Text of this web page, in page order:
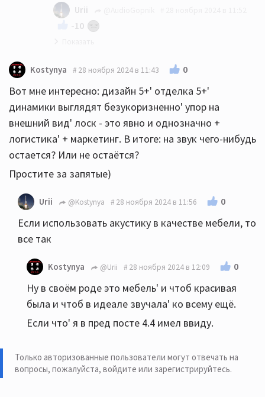
Urii
-10
Kostynya 28 ноября 2024 в 11:43 0
Вот мне интересно: дизайн 5+' отделка 5+'
динамики выглядят безукоризненно' упор на
внешний вид' лоск - это явно и однозначно +
логистика' + маркетинг. В итоге: на звук чего-нибудь
остается? Или не остаётся?
Простите за запятые)
Urii @Kostynya 28 ноября 2024 в 11:56 0
Если использовать акустику в качестве мебели, то
все так
Kostynya @Urii 28 ноября 2024 в 12:09 0
Ну в своём роде это мебель' и чтоб красивая
была и чтоб в идеале звучала' ко всему ещё.
Если что' я в пред посте 4.4 имел ввиду.
Только авторизованные пользователи могут отвечать на
вопросы, пожалуйста, войдите или зарегистрируйтесь.